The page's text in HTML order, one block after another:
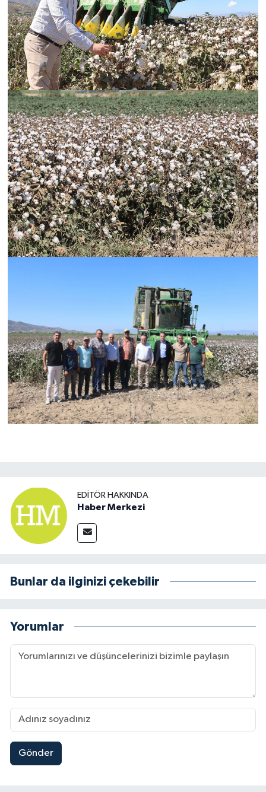
EDITÖR HAKKINDA
Haber Merkezi
Bunlar da ilginizi çekebilir
Yorumlar
Gönder